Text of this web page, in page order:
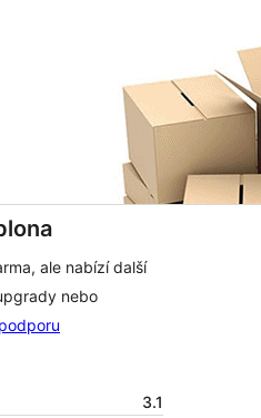
ale nabízí další
nebo
3.1